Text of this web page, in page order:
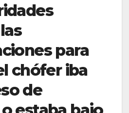
para
chófer iba
de